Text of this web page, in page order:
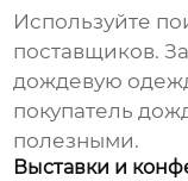
Используйте
поставщиков.
дождевую
покупатель
полезными.
Выставки и